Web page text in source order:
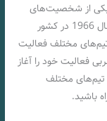
یکی از شخصیت‌های
برجسته و موردتوجه در دنیای فوتبال است. او در سال 1966 در کشور
تیم‌های مختلف فعالیت
فعالیت خود را آغاز
تیم‌های مختلف
باشید.